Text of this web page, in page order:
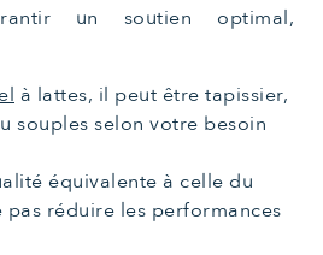
un soutien optimal,
à lattes, il peut être tapissier,
souples selon votre besoin
équivalente à celle du
pas réduire les performances